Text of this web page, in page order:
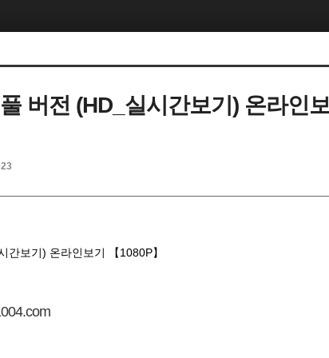
버전 (HD_실시간보기) 온라인
간보기) 온라인보기 【1080P】